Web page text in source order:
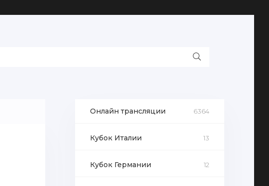
Онлайн трансляции 6364
Кубок Италии 13
Кубок Германии 12